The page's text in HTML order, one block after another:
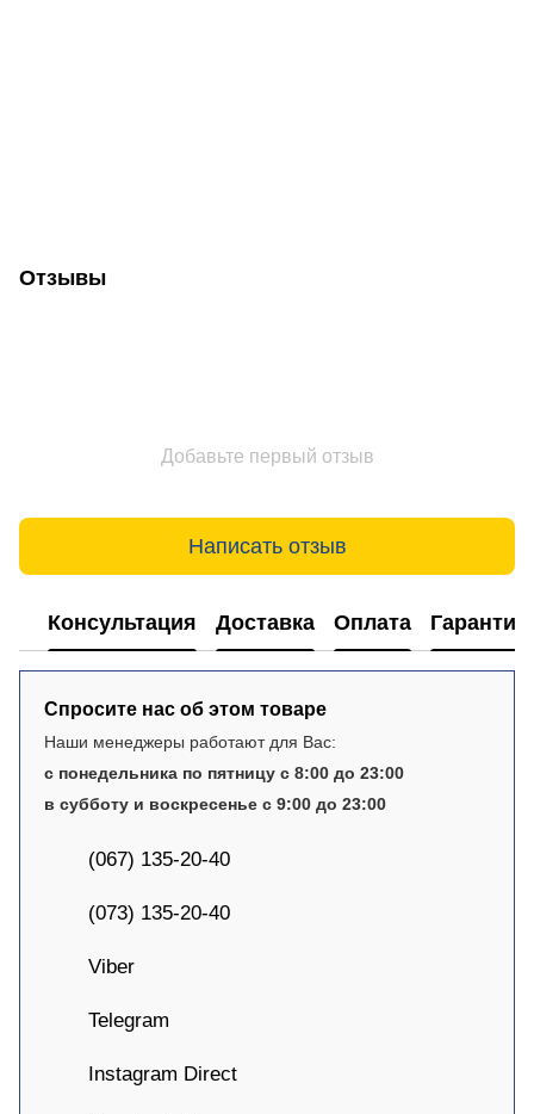
Отзывы
Добавьте первый отзыв
Написать отзыв
Консультация Доставка Оплата Гарантия
Спросите нас об этом товаре
Наши менеджеры работают для Вас:
с понедельника по пятницу с 8:00 до 23:00
в субботу и воскресенье с 9:00 до 23:00
(067) 135-20-40
(073) 135-20-40
Viber
Telegram
Instagram Direct